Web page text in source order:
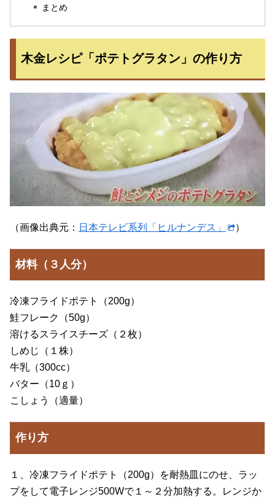
まとめ
木金レシピ「ポテトグラタン」の作り方
（画像出典元： 日本テレビ系列「ヒルナンデス」 ）
材料（３人分）
冷凍フライドポテト（200g）
鮭フレーク（50g）
溶けるスライスチーズ（２枚）
しめじ（１株）
牛乳（300cc）
バター（10ｇ）
こしょう（適量）
作り方
１、冷凍フライドポテト（200g）を耐熱皿にのせ、ラッ
プをして電子レンジ500Wで１～２分加熱する。レンジか